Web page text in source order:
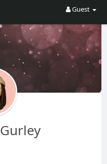
Guest